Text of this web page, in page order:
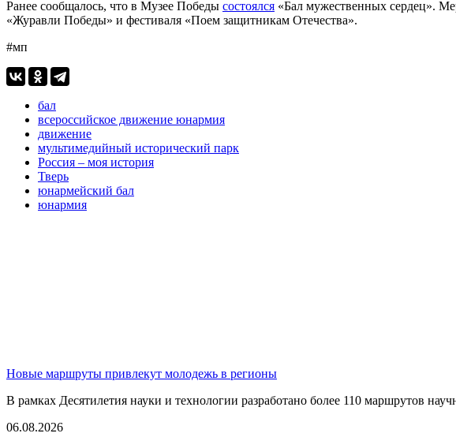
Ранее сообщалось, что в Музее Победы состоялся «Бал мужественных сердец».
«Журавли Победы» и фестиваля «Поем защитникам Отечества».
#мп
бал
всероссийское движение юнармия
движение
мультимедийный исторический парк
Россия – моя история
Тверь
юнармейский бал
юнармия
Новые маршруты привлекут молодежь в регионы
В рамках Десятилетия науки и технологии разработано более 110 маршрутов
06.08.2026